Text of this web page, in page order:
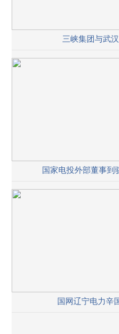
三峡集团与武
国家电投外部董事到
国网辽宁电力辛